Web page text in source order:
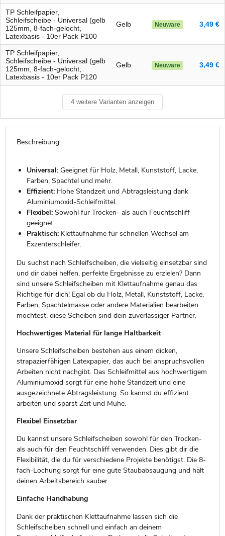
TP Schleifpapier,
Schleifscheibe - Universal (gelb
125mm, 8-fach-gelocht,
Latexbasis - 10er Pack P100
Gelb Neuware 3,49 €
TP Schleifpapier,
Schleifscheibe - Universal (gelb
125mm, 8-fach-gelocht,
Latexbasis - 10er Pack P120
Gelb Neuware 3,49 €
4 weitere Varianten anzeigen
Beschreibung
Universal:Geeignet für Holz, Metall, Kunststoff, Lacke,
Farben, Spachtel und mehr.
Effizient:Hohe Standzeit und Abtragsleistung dank
Aluminiumoxid-Schleifmittel.
Flexibel:Sowohl für Trocken- als auch Feuchtschliff
geeignet.
Praktisch:Klettaufnahme für schnellen Wechsel am
Exzenterschleifer.
Du suchst nach Schleifscheiben, die vielseitig einsetzbar sind
und dir dabei helfen, perfekte Ergebnisse zu erzielen? Dann
sind unsere Schleifscheiben mit Klettaufnahme genau das
Richtige für dich! Egal ob du Holz, Metall, Kunststoff, Lacke,
Farben, Spachtelmasse oder andere Materialien bearbeiten
möchtest, diese Scheiben sind dein zuverlässiger Partner.
Hochwertiges Material für lange Haltbarkeit
Unsere Schleifscheiben bestehen aus einem dicken,
strapazierfähigen Latexpapier, das auch bei anspruchsvollen
Arbeiten nicht nachgibt. Das Schleifmittel aus hochwertigem
Aluminiumoxid sorgt für eine hohe Standzeit und eine
ausgezeichnete Abtragsleistung. So kannst du effizient
arbeiten und sparst Zeit und Mühe.
Flexibel Einsetzbar
Du kannst unsere Schleifscheiben sowohl für den Trocken-
als auch für den Feuchtschliff verwenden. Dies gibt dir die
Flexibilität, die du für verschiedene Projekte benötigst. Die 8-
fach-Lochung sorgt für eine gute Staubabsaugung und hält
deinen Arbeitsbereich sauber.
Einfache Handhabung
Dank der praktischen Klettaufnahme lassen sich die
Schleifscheiben schnell und einfach an deinem